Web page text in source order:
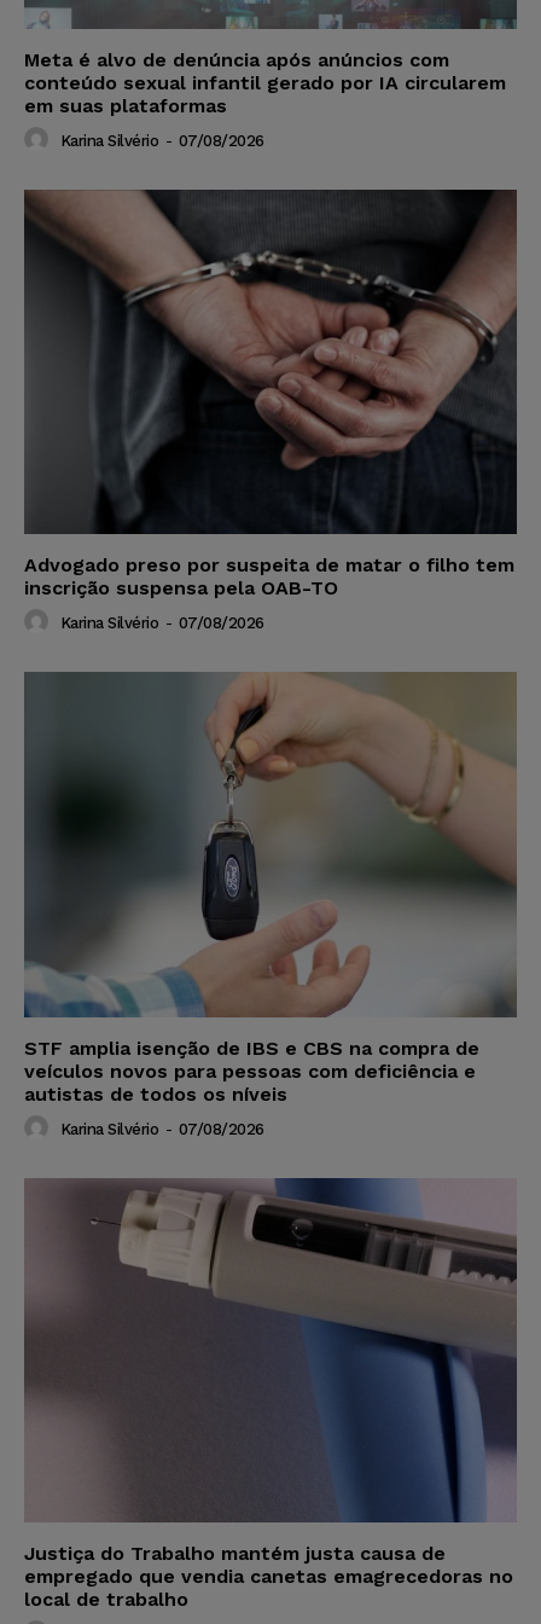
Meta é alvo de denúncia após anúncios com
conteúdo sexual infantil gerado por IA circularem
em suas plataformas
Karina Silvério - 07/08/2026
Advogado preso por suspeita de matar o filho tem
inscrição suspensa pela OAB-TO
Karina Silvério - 07/08/2026
STF amplia isenção de IBS e CBS na compra de
veículos novos para pessoas com deficiência e
autistas de todos os níveis
Karina Silvério - 07/08/2026
Justiça do Trabalho mantém justa causa de
empregado que vendia canetas emagrecedoras no
local de trabalho